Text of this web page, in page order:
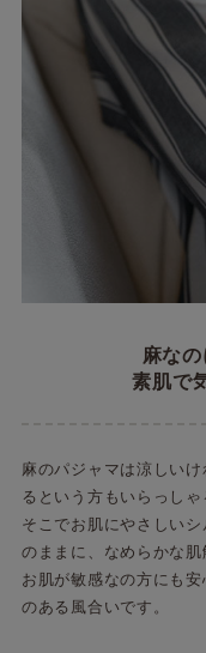
麻なの
素肌で
麻のパジャマは涼しい
るという方もいらっしゃ
そこでお肌にやさしい
のままに、なめらかな肌
お肌が敏感なの方にも
のある風合いです。